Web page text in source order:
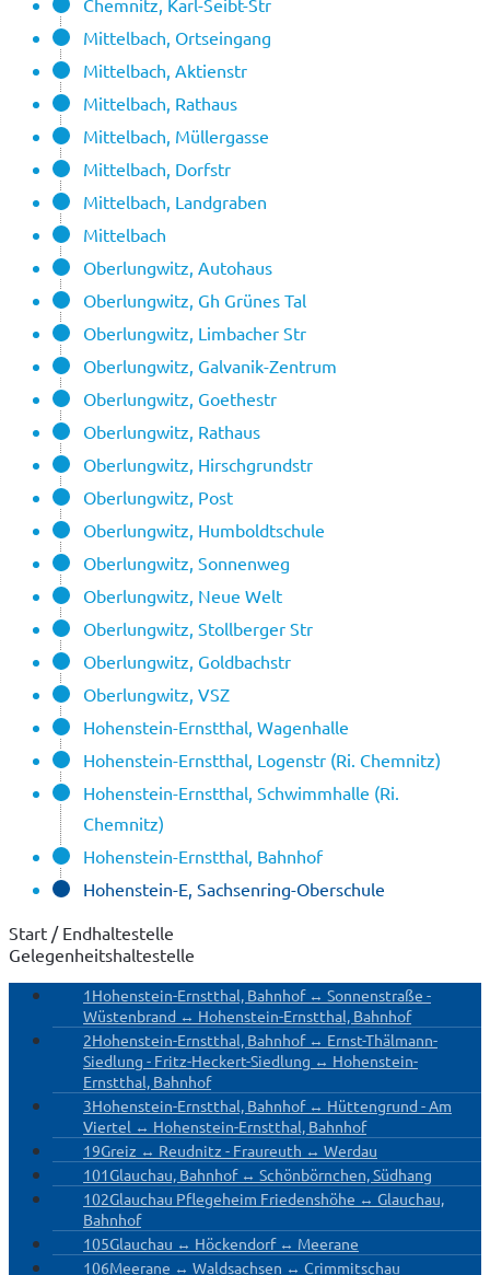
Mittelbach, Ortseingang
Mittelbach, Aktienstr
Mittelbach, Rathaus
Mittelbach, Müllergasse
Mittelbach, Dorfstr
Mittelbach, Landgraben
Mittelbach
Oberlungwitz, Autohaus
Oberlungwitz, Gh Grünes Tal
Oberlungwitz, Limbacher Str
Oberlungwitz, Galvanik-Zentrum
Oberlungwitz, Goethestr
Oberlungwitz, Rathaus
Oberlungwitz, Hirschgrundstr
Oberlungwitz, Post
Oberlungwitz, Humboldtschule
Oberlungwitz, Sonnenweg
Oberlungwitz, Neue Welt
Oberlungwitz, Stollberger Str
Oberlungwitz, Goldbachstr
Oberlungwitz, VSZ
Hohenstein-Ernstthal, Wagenhalle
Hohenstein-Ernstthal, Logenstr (Ri. Chemnitz)
Hohenstein-Ernstthal, Schwimmhalle (Ri.
Chemnitz)
Hohenstein-Ernstthal, Bahnhof
Hohenstein-E, Sachsenring-Oberschule
Start / Endhaltestelle
Gelegenheitshaltestelle
1Hohenstein-Ernstthal, Bahnhof ↔ Sonnenstraße -
Wüstenbrand ↔ Hohenstein-Ernstthal, Bahnhof
2Hohenstein-Ernstthal, Bahnhof ↔ Ernst-Thälmann-
Siedlung - Fritz-Heckert-Siedlung ↔ Hohenstein-
Ernstthal, Bahnhof
3Hohenstein-Ernstthal, Bahnhof ↔ Hüttengrund - Am
Viertel ↔ Hohenstein-Ernstthal, Bahnhof
19Greiz ↔ Reudnitz - Fraureuth ↔ Werdau
101Glauchau, Bahnhof ↔ Schönbörnchen, Südhang
102Glauchau Pflegeheim Friedenshöhe ↔ Glauchau,
Bahnhof
105Glauchau ↔ Höckendorf ↔ Meerane
106Meerane ↔ Waldsachsen ↔ Crimmitschau